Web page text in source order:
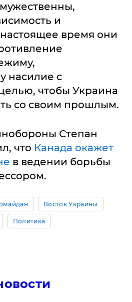
и
время они
насилие с
чтобы Украина
со своим прошлым.
Степан
что Канада окажет
в ведении борьбы
Восток Украины
Политика